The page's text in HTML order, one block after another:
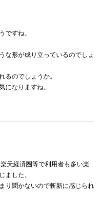
ですね。
な形が成り立っているのでしょ
るのでしょうか。
になりますね。
天経済圏等で利用者も多い楽
ました。
り聞かないので斬新に感じられ